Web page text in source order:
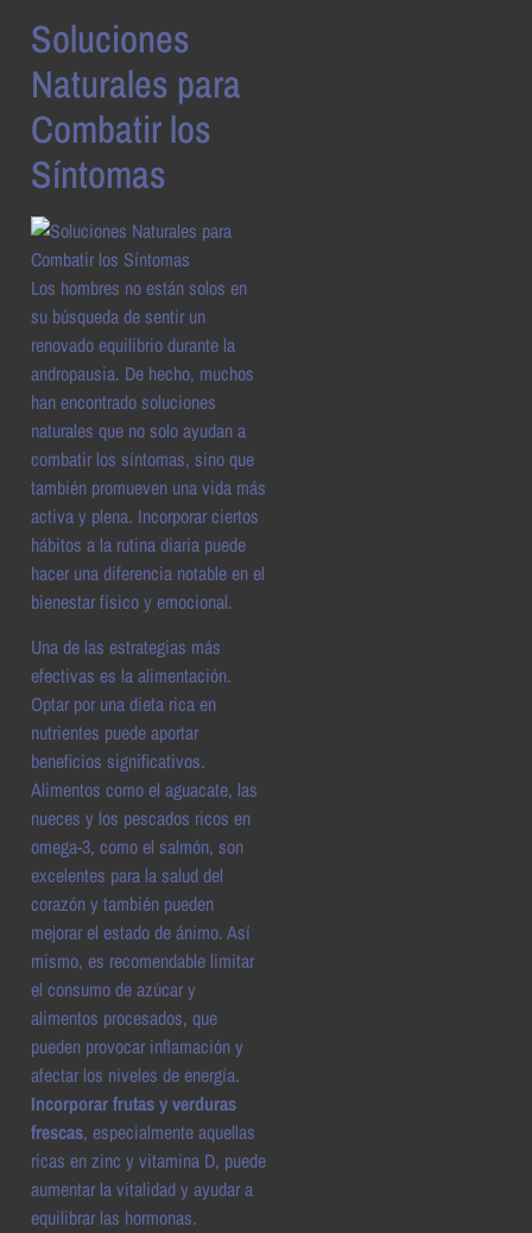
Soluciones
Naturales para
Combatir los
Síntomas
Los hombres no están solos en
su búsqueda de sentir un
renovado equilibrio durante la
andropausia. De hecho, muchos
han encontrado soluciones
naturales que no solo ayudan a
combatir los síntomas, sino que
también promueven una vida más
activa y plena. Incorporar ciertos
hábitos a la rutina diaria puede
hacer una diferencia notable en el
bienestar físico y emocional.
Una de las estrategias más
efectivas es la alimentación.
Optar por una dieta rica en
nutrientes puede aportar
beneficios significativos.
Alimentos como el aguacate, las
nueces y los pescados ricos en
omega-3, como el salmón, son
excelentes para la salud del
corazón y también pueden
mejorar el estado de ánimo. Así
mismo, es recomendable limitar
el consumo de azúcar y
alimentos procesados, que
pueden provocar inflamación y
afectar los niveles de energía.
Incorporar frutas y verduras
frescas, especialmente aquellas
ricas en zinc y vitamina D, puede
aumentar la vitalidad y ayudar a
equilibrar las hormonas.